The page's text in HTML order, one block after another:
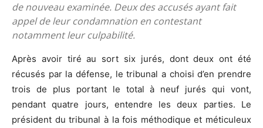
de nouveau examinée. Deux des accusés ayant fait
appel de leur condamnation en contestant
notamment leur culpabilité.
Après avoir tiré au sort six jurés, dont deux ont été
récusés par la défense, le tribunal a choisi d’en prendre
trois de plus portant le total à neuf jurés qui vont,
pendant quatre jours, entendre les deux parties. Le
président du tribunal à la fois méthodique et méticuleux